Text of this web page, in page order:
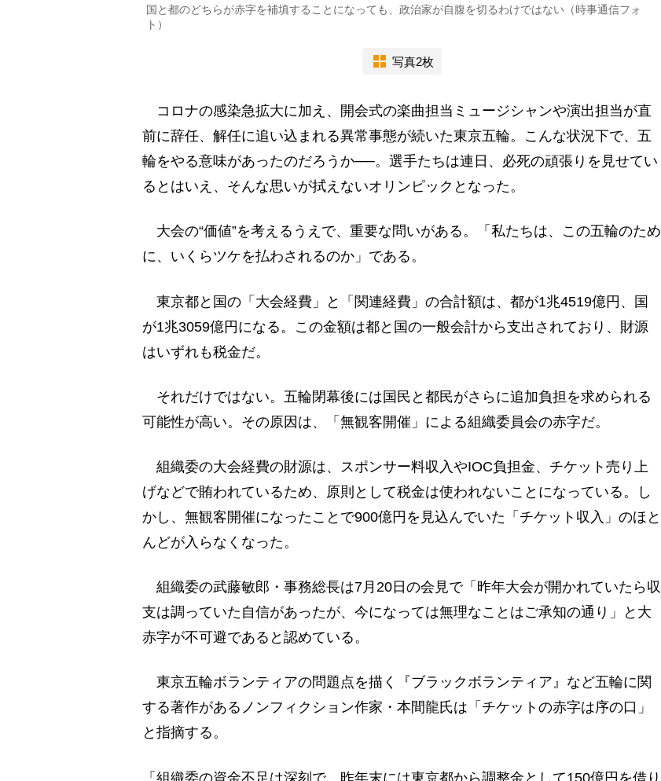
国と都のどちらが赤字を補填することになっても、政治家が自腹を切るわけではない（時事通信フォ
ト）
写真2枚
コロナの感染急拡大に加え、開会式の楽曲担当ミュージシャンや演出担当が直
前に辞任、解任に追い込まれる異常事態が続いた東京五輪。こんな状況下で、五
輪をやる意味があったのだろうか──。選手たちは連日、必死の頑張りを見せてい
るとはいえ、そんな思いが拭えないオリンピックとなった。
大会の“価値”を考えるうえで、重要な問いがある。「私たちは、この五輪のため
に、いくらツケを払わされるのか」である。
東京都と国の「大会経費」と「関連経費」の合計額は、都が1兆4519億円、国
が1兆3059億円になる。この金額は都と国の一般会計から支出されており、財源
はいずれも税金だ。
それだけではない。五輪閉幕後には国民と都民がさらに追加負担を求められる
可能性が高い。その原因は、「無観客開催」による組織委員会の赤字だ。
組織委の大会経費の財源は、スポンサー料収入やIOC負担金、チケット売り上
げなどで賄われているため、原則として税金は使われないことになっている。し
かし、無観客開催になったことで900億円を見込んでいた「チケット収入」のほと
んどが入らなくなった。
組織委の武藤敏郎・事務総長は7月20日の会見で「昨年大会が開かれていたら収
支は調っていた自信があったが、今になっては無理なことはご承知の通り」と大
赤字が不可避であると認めている。
東京五輪ボランティアの問題点を描く『ブラックボランティア』など五輪に関
する著作があるノンフィクション作家・本間龍氏は「チケットの赤字は序の口」
と指摘する。
「組織委の資金不足は深刻で、昨年末には東京都から調整金として150億円を借り